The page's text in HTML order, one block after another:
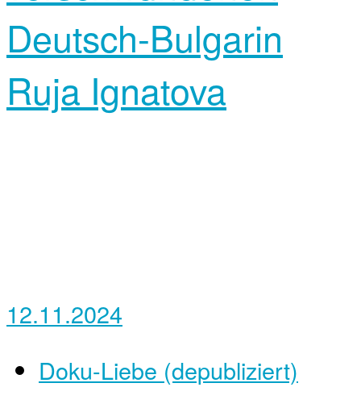
Deutsch-Bulgarin
Ruja Ignatova
12.11.2024
Doku-Liebe (depubliziert)